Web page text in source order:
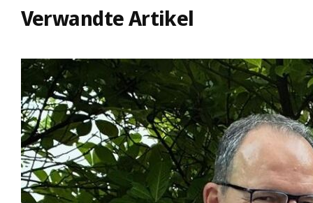
Verwandte Artikel